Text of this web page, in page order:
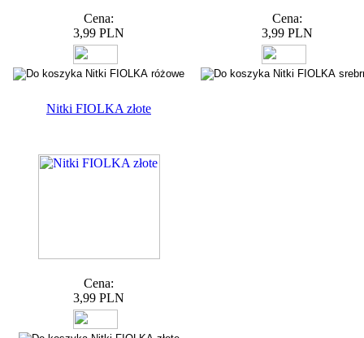
Cena:
3,99 PLN
Cena:
3,99 PLN
Nitki FIOLKA złote
Cena:
3,99 PLN